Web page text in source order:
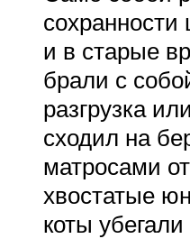
сохранности
и в старые
брали с
разгрузка
сходил на
матросами
хвостатые
коты